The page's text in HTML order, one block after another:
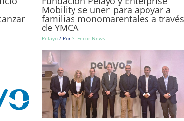
Mobility se unen para apoyar a
familias monomarentales a través
de YMCA
Pelayo / Por S. Fecor News